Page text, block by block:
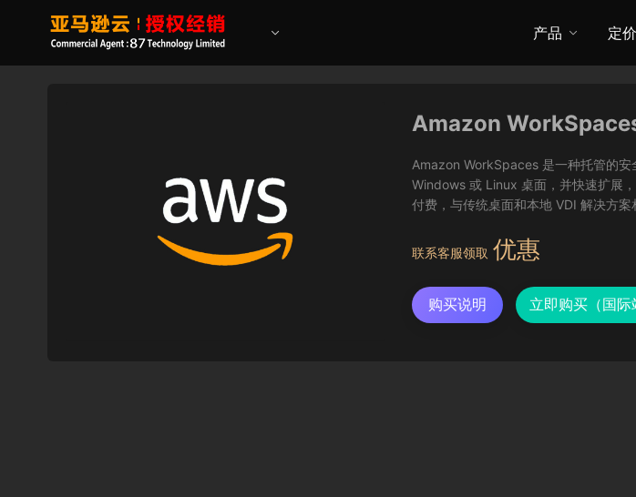
产品 定价
Amazon
Amazon WorkSpaces 是一种托管的
Windows 或 Linux 桌面，并快速扩展
付费，与传统桌面和本地 VDI 解决方案
联系客服领取 优惠
购买说明 立即购买（国际